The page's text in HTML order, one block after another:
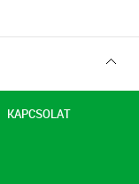
elejére
KAPCSOLAT